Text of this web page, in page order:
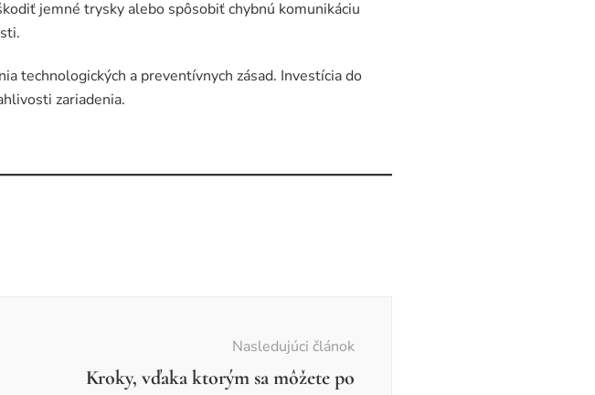
jemné trysky alebo spôsobiť chybnú komunikáciu
technologických a preventívnych zásad. Investícia do
zariadenia.
Nasledujúci článok
Kroky, vďaka ktorým sa môžete po